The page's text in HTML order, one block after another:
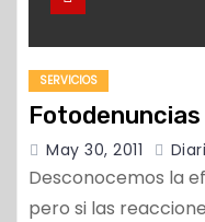
SERVICIOS
Fotodenuncias
May 30, 2011
Desconocemos la
pero si las